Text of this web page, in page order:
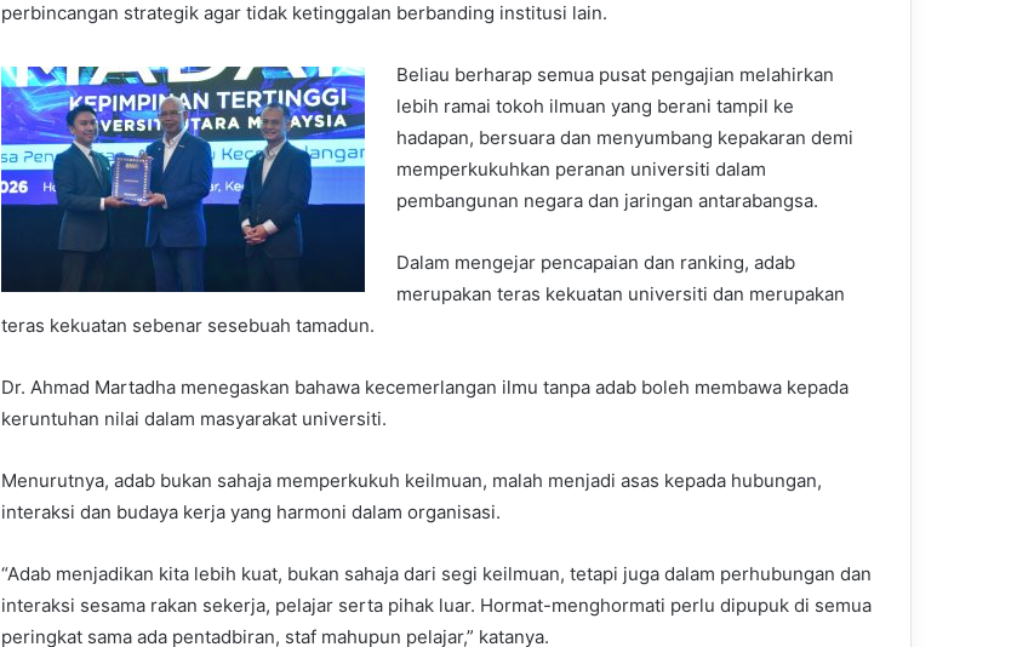
perbincangan strategik agar tidak ketinggalan berbanding institusi lain.
Beliau berharap semua pusat pengajian melahirkan
lebih ramai tokoh ilmuan yang berani tampil ke
hadapan, bersuara dan menyumbang kepakaran demi
memperkukuhkan peranan universiti dalam
pembangunan negara dan jaringan antarabangsa.
Dalam mengejar pencapaian dan ranking, adab
merupakan teras kekuatan universiti dan merupakan
teras kekuatan sebenar sesebuah tamadun.
Dr. Ahmad Martadha menegaskan bahawa kecemerlangan ilmu tanpa adab boleh membawa kepada
keruntuhan nilai dalam masyarakat universiti.
Menurutnya, adab bukan sahaja memperkukuh keilmuan, malah menjadi asas kepada hubungan,
interaksi dan budaya kerja yang harmoni dalam organisasi.
“Adab menjadikan kita lebih kuat, bukan sahaja dari segi keilmuan, tetapi juga dalam perhubungan dan
interaksi sesama rakan sekerja, pelajar serta pihak luar. Hormat-menghormati perlu dipupuk di semua
peringkat sama ada pentadbiran, staf mahupun pelajar,” katanya.